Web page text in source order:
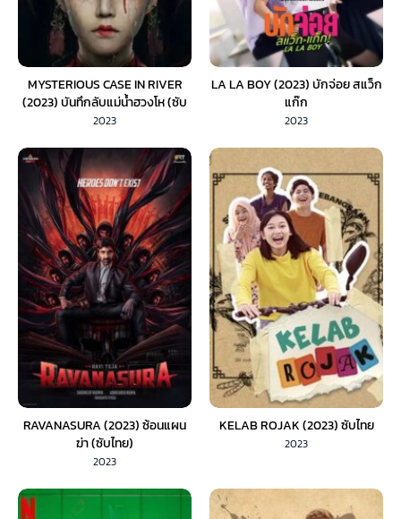
MYSTERIOUS CASE IN RIVER
(2023) บันทึกลับแม่น้ำฮวงโห (ซับ
ไทย)
2023
LA LA BOY (2023) บักจ่อย สแว็ก
แก๊ก
2023
RAVANASURA (2023) ซ้อนแผน
ฆ่า (ซับไทย)
2023
KELAB ROJAK (2023) ซับไทย
2023